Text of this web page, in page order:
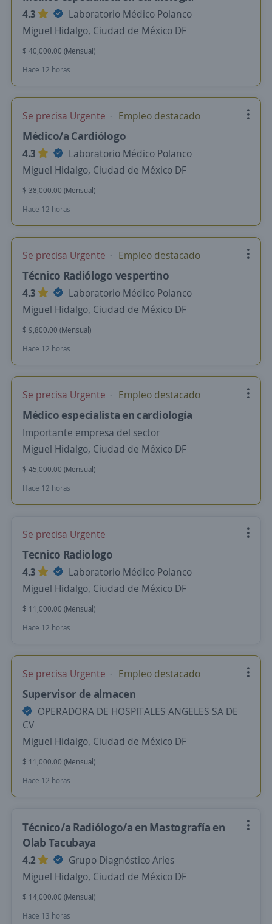
4.3
Laboratorio Médico Polanco
Miguel Hidalgo, Ciudad de México DF
$ 40,000.00 (Mensual)
Hace 12 horas
Se precisa Urgente Empleo destacado
Médico/a Cardiólogo
4.3
Laboratorio Médico Polanco
Miguel Hidalgo, Ciudad de México DF
$ 38,000.00 (Mensual)
Hace 12 horas
Se precisa Urgente Empleo destacado
Técnico Radiólogo vespertino
4.3
Laboratorio Médico Polanco
Miguel Hidalgo, Ciudad de México DF
$ 9,800.00 (Mensual)
Hace 12 horas
Se precisa Urgente Empleo destacado
Médico especialista en cardiología
Importante empresa del sector
Miguel Hidalgo, Ciudad de México DF
$ 45,000.00 (Mensual)
Hace 12 horas
Se precisa Urgente
Tecnico Radiologo
4.3
Laboratorio Médico Polanco
Miguel Hidalgo, Ciudad de México DF
$ 11,000.00 (Mensual)
Hace 12 horas
Se precisa Urgente Empleo destacado
Supervisor de almacen
OPERADORA DE HOSPITALES ANGELES SA DE
CV
Miguel Hidalgo, Ciudad de México DF
$ 11,000.00 (Mensual)
Hace 12 horas
Técnico/a Radiólogo/a en Mastografía en
Olab Tacubaya
4.2
Grupo Diagnóstico Aries
Miguel Hidalgo, Ciudad de México DF
$ 14,000.00 (Mensual)
Hace 13 horas